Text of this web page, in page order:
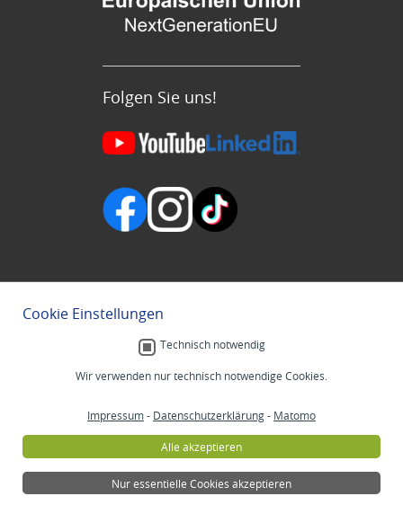
Folgen Sie uns!
Cookie Einstellungen
Technisch notwendig
Wir verwenden nur technisch notwendige Cookies.
Impressum- Datenschutzerklärung- Matomo
Alle akzeptieren
Nur essentielle Cookies akzeptieren